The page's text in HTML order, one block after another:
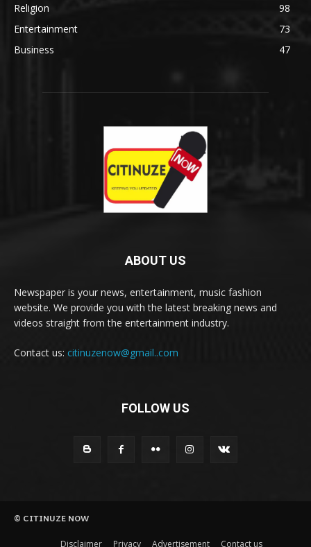
Religion
98
Entertainment
73
Business
47
ABOUT US
Newspaper is your news, entertainment, music fashion
website. We provide you with the latest breaking news and
videos straight from the entertainment industry.
Contact us: citinuzenow@gmail..com
FOLLOW US
© CITINUZE NOW
Disclaimer Privacy Advertisement Contact us